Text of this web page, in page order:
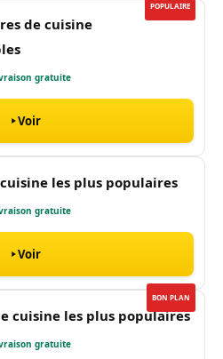
POPULAIRE
de cuisine
gratuite
Voir
les plus populaires
gratuite
Voir
BON PLAN
cuisine les plus populaires
gratuite